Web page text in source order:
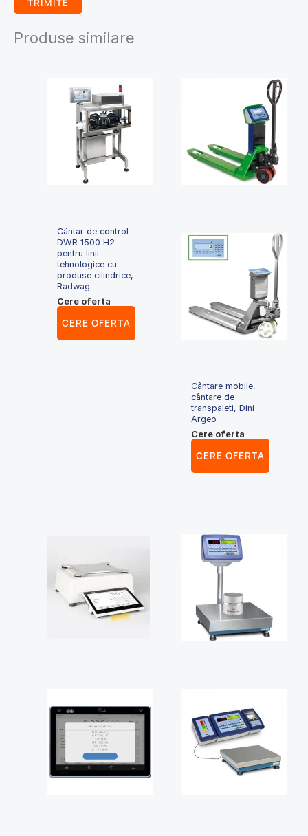
Produse similare
Cântar de control
DWR 1500 H2
pentru linii
tehnologice cu
produse cilindrice,
Radwag
Cere oferta
CERE OFERTA
Cântare mobile,
cântare de
transpaleți, Dini
Argeo
Cere oferta
CERE OFERTA